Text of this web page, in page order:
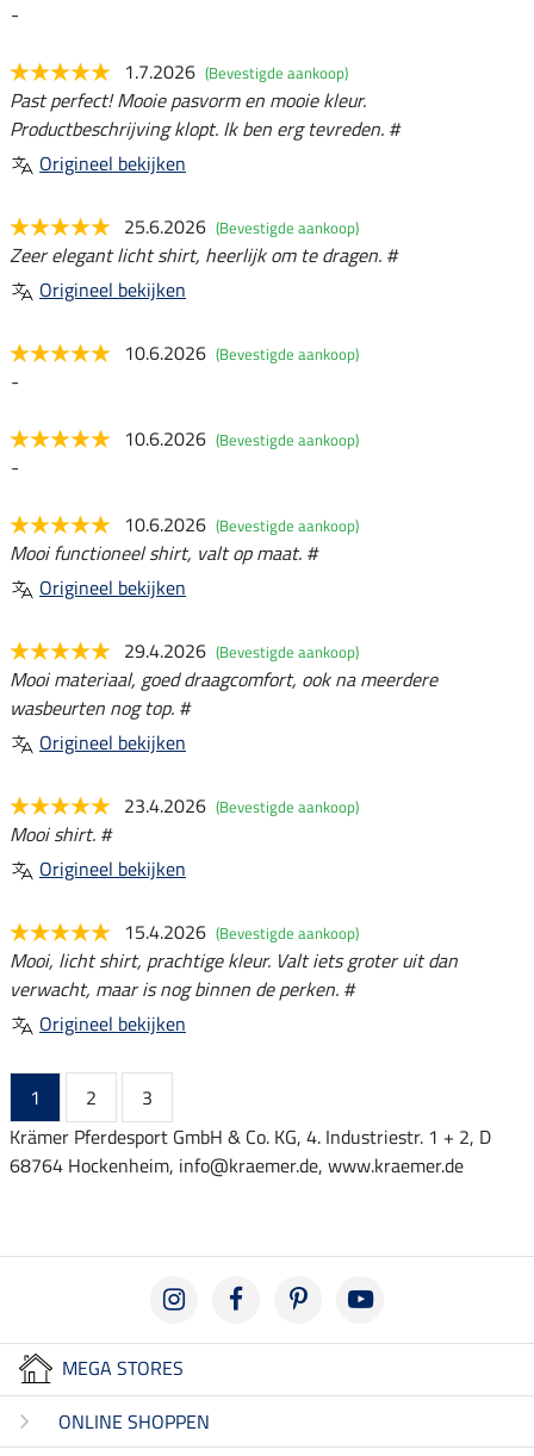
-
1.7.2026 (Bevestigde aankoop)
Past perfect! Mooie pasvorm en mooie kleur.
Productbeschrijving klopt. Ik ben erg tevreden. #
Origineel bekijken
25.6.2026 (Bevestigde aankoop)
Zeer elegant licht shirt, heerlijk om te dragen. #
Origineel bekijken
10.6.2026 (Bevestigde aankoop)
-
10.6.2026 (Bevestigde aankoop)
-
10.6.2026 (Bevestigde aankoop)
Mooi functioneel shirt, valt op maat. #
Origineel bekijken
29.4.2026 (Bevestigde aankoop)
Mooi materiaal, goed draagcomfort, ook na meerdere
wasbeurten nog top. #
Origineel bekijken
23.4.2026 (Bevestigde aankoop)
Mooi shirt. #
Origineel bekijken
15.4.2026 (Bevestigde aankoop)
Mooi, licht shirt, prachtige kleur. Valt iets groter uit dan
verwacht, maar is nog binnen de perken. #
Origineel bekijken
1 2
3
Krämer Pferdesport GmbH & Co. KG, 4. Industriestr. 1 + 2, D
68764 Hockenheim, info@kraemer.de, www.kraemer.de
MEGA STORES
ONLINE SHOPPEN